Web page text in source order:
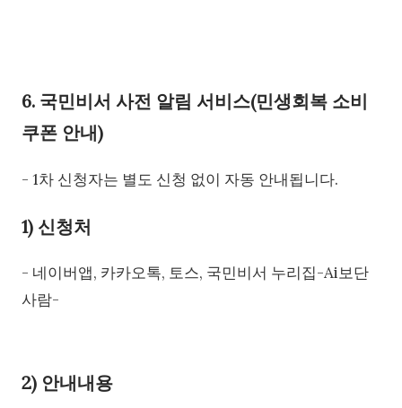
6. 국민비서 사전 알림 서비스(민생회복 소비
쿠폰 안내)
- 1차 신청자는 별도 신청 없이 자동 안내됩니다.
1) 신청처
- 네이버앱, 카카오톡, 토스, 국민비서 누리집-Ai보단
사람-
2) 안내내용